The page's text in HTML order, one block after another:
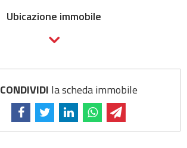
Ubicazione immobile
CONDIVIDI la scheda immobile